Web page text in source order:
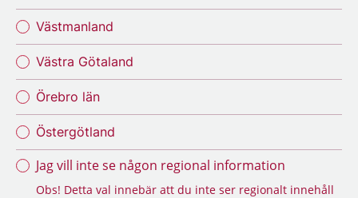
Västmanland
Västra Götaland
Örebro län
Östergötland
Jag vill inte se någon regional information
Obs! Detta val innebär att du inte ser regionalt innehåll